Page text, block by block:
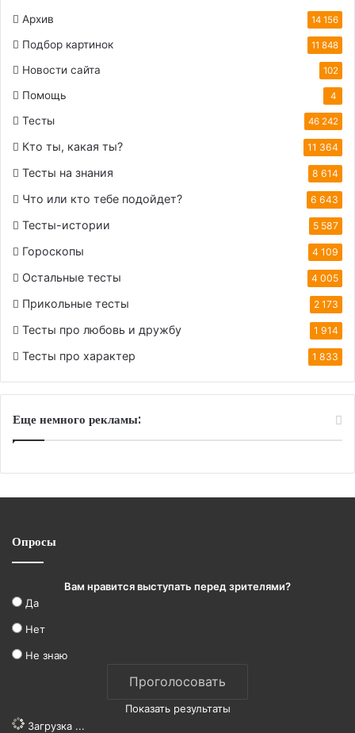
Архив 14 156
Подбор картинок 11 848
Новости сайта 102
Помощь 4
Тесты 46 242
Кто ты, какая ты? 11 364
Тесты на знания 8 614
Что или кто тебе подойдет? 6 643
Тесты-истории 5 587
Гороскопы 4 109
Остальные тесты 4 005
Прикольные тесты 2 173
Тесты про любовь и дружбу 1 914
Тесты про характер 1 833
Еще немного рекламы:
Опросы
Вам нравится выступать перед зрителями?
Да
Нет
Не знаю
Показать результаты
Загрузка ...